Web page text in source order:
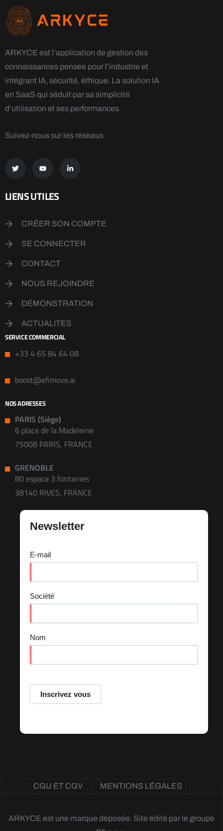
ARKYCE est l’application de gestion des
connaissances pensée pour l’industrie et
intégrant IA, sécurité, éthique. La solution IA
en SaaS qui séduit par sa simplicité
d’utilisation et ses performances.
Suivez-nous sur les réseaux :
LIENS UTILES
CRÉER SON COMPTE
SE CONNECTER
CONTACT
NOUS REJOINDRE
DÉMONSTRATION
ACTUALITÉS
SERVICE COMMERCIAL
+33 4 65 84 64 08
boost@efimove.ai
NOS ADRESSES
PARIS (Siège)
6 place de la Madeleine
75008 PARIS, FRANCE
GRENOBLE
80 espace 3 fontaines
38140 RIVES, FRANCE
CGU ET CGV MENTIONS LÉGALES
ARKYCE est une marque déposée. Site édité par le groupe